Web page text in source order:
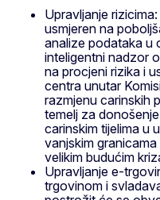
Upravljanje
usmjeren na
analize podataka u
inteligentni nadzor
na procjeni rizika i
centra unutar
razmjenu carinskih
temelj za
carinskim tijelima u
vanjskim
velikim budućim
Upravljanje e-
trgovinom i